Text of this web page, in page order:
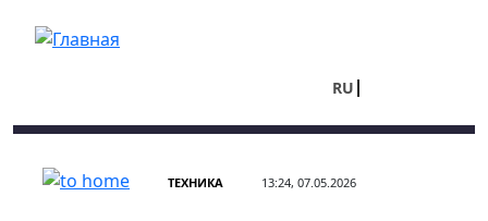
RU
ТЕХНИКА 13:24, 07.05.2026